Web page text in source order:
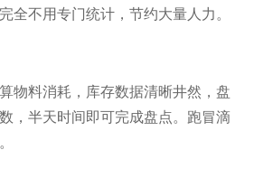
全不用专门统计，节约大量人力。
物料消耗，库存数据清晰井然，盘
，半天时间即可完成盘点。跑冒滴